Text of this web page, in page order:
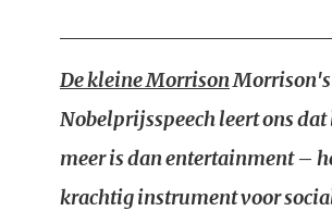
De kleine MorrisonMorrison's
Nobelprijsspeech leert ons
meer is dan entertainment –
krachtig instrument voor